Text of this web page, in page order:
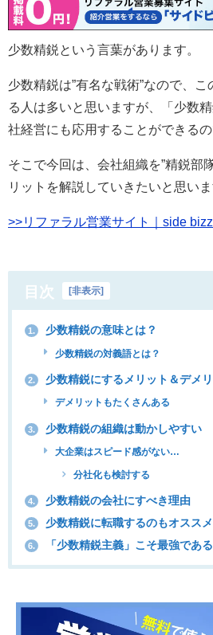
少数精鋭という言葉があります。
少数精鋭は”有名な戦術”なので、
る人は多いと思いますが、「少数
社経営にも応用することができるの
そこで今回は、会社組織を”精鋭部
リットを解説していきたいと思いま
>>リファラル営業サイト｜side bizz
目次 非表示
1. 少数精鋭の意味とは？
少数精鋭の対義語とは？
2. 少数精鋭にするメリット＆デメ
デメリットもたくさんある
3. 少数精鋭の組織は動かしやすい
大企業はスピード感がない…
分社化も検討する
4. 少数精鋭の会社にすべき理由
5. 少数精鋭に転職するのもオススメ
6. 「少数精鋭主義」こそ最強である